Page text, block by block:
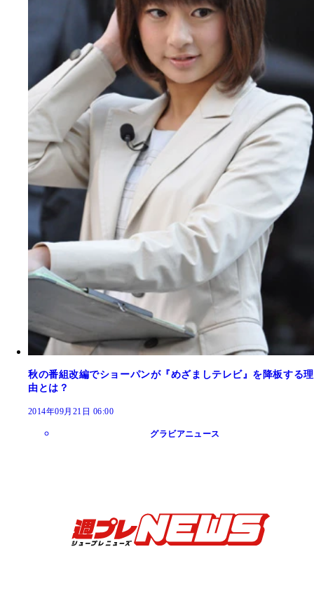
秋の番組改編でショーパンが『めざましテレビ』を降板する理
由とは？
2014年09月21日 06:00
グラビアニュース